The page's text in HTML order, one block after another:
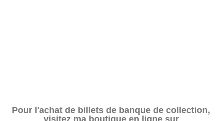
Pour l'achat de billets de banque de collection,
visitez ma boutique en ligne sur